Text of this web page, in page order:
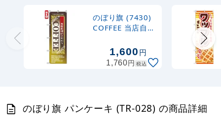
367円 税抜
円
2,552円 税込
のぼり旗 (7430)
COFFEE 当店自慢
1,600円
1,760円 税込
のぼり旗 パンケーキ (TR-028) の商品詳細